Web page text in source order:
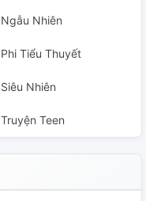
Ngẫu Nhiên
Phi Tiểu Thuyết
Siêu Nhiên
Truyện Teen